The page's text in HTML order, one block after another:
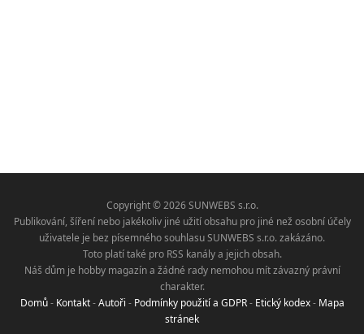
Copyright © 2026 SUNWEBS s.r.o.
Publikování, šíření nebo jakékoliv jiné užití obsahu pro jiné než osobní účely
uživatele je bez písemného souhlasu SUNWEBS s.r.o. zakázáno.
Toto platí také pro RSS kanály a jejich obsah.
Náš dům je hobby magazín a žádné rady nemohou mít závazný právní
charakter.
Domů- Kontakt-Autoři - Podmínky použití a GDPR- Etický kodex- Mapa
stránek